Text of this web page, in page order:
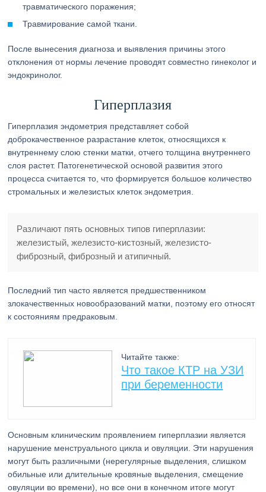
травматического поражения;
Травмирование самой ткани.
После вынесения диагноза и выявления причины этого
отклонения от нормы лечение проводят совместно гинеколог и
эндокринолог.
Гиперплазия
Гиперплазия эндометрия представляет собой
доброкачественное разрастание клеток, относящихся к
внутреннему слою стенки матки, отчего толщина внутреннего
слоя растет. Патогенетической основой развития этого
процесса считается то, что формируется большое количество
стромальных и железистых клеток эндометрия.
Различают пять основных типов гиперплазии:
железистый, железисто-кистозный, железисто-
фиброзный, фиброзный и атипичный.
Последний тип часто является предшественником
злокачественных новообразований матки, поэтому его относят
к состояниям предраковым.
Читайте также:
Что такое КТР на УЗИ
при беременности
Основным клиническим проявлением гиперплазии является
нарушение менструального цикла и овуляции. Эти нарушения
могут быть различными (нерегулярные выделения, слишком
обильные или длительные кровяные выделения, смещение
овуляции во времени), но все они в конечном итоге могут